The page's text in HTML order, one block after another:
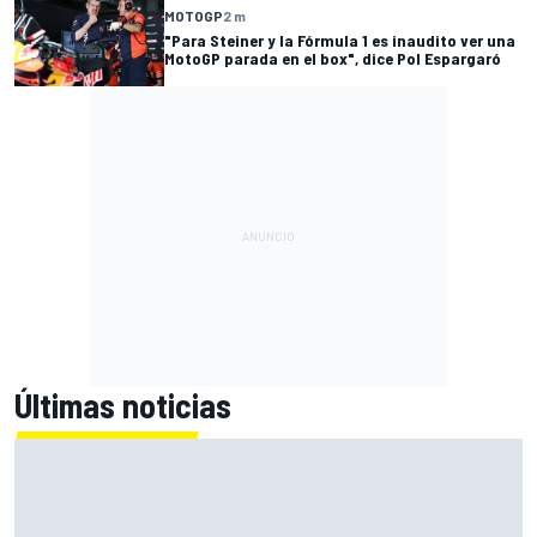
MOTOGP2 m
"Para Steiner y la Fórmula 1 es inaudito ver una
MotoGP parada en el box", dice Pol Espargaró
Últimas noticias